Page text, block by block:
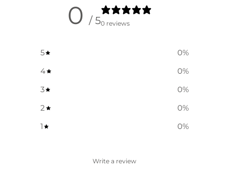
0 / 50 reviews
5 0%
4
0%
3
0%
2
0%
1
0%
Write a review